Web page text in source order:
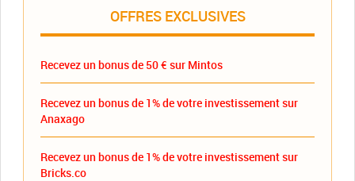
OFFRES EXCLUSIVES
Recevez un bonus de 50 € sur Mintos
Recevez un bonus de 1% de votre investissement sur
Anaxago
Recevez un bonus de 1% de votre investissement sur
Bricks.co